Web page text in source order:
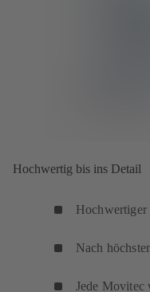
Hochwertig bis ins Detail
Hochwertiger
Nach
Jede Movitec